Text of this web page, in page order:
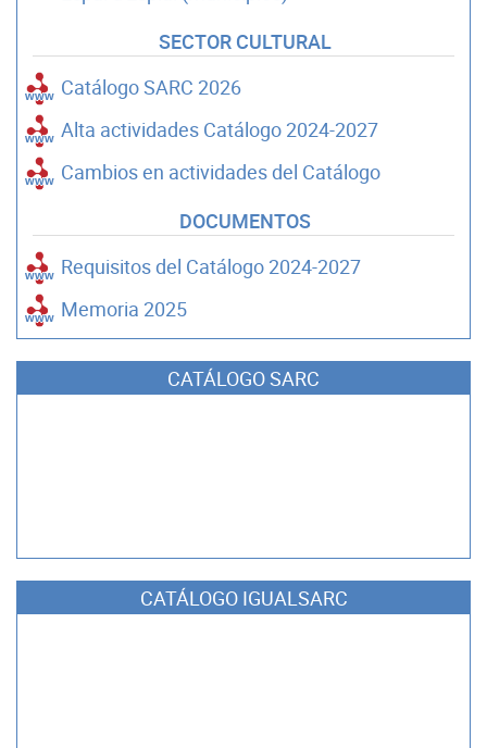
SECTOR CULTURAL
Catálogo SARC 2026
Alta actividades Catálogo 2024-2027
Cambios en actividades del Catálogo
DOCUMENTOS
Requisitos del Catálogo 2024-2027
Memoria 2025
CATÁLOGO SARC
CATÁLOGO IGUALSARC